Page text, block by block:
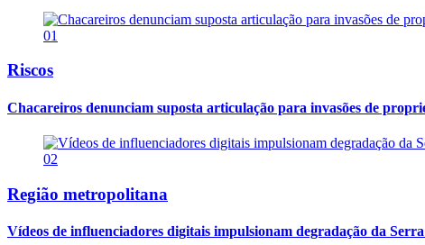
01
Riscos
Chacareiros denunciam suposta articulação para invasões de
02
Região metropolitana
Vídeos de influenciadores digitais impulsionam degradação da